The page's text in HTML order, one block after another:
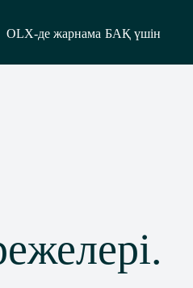
OLX-де жарнама БАҚ үшін